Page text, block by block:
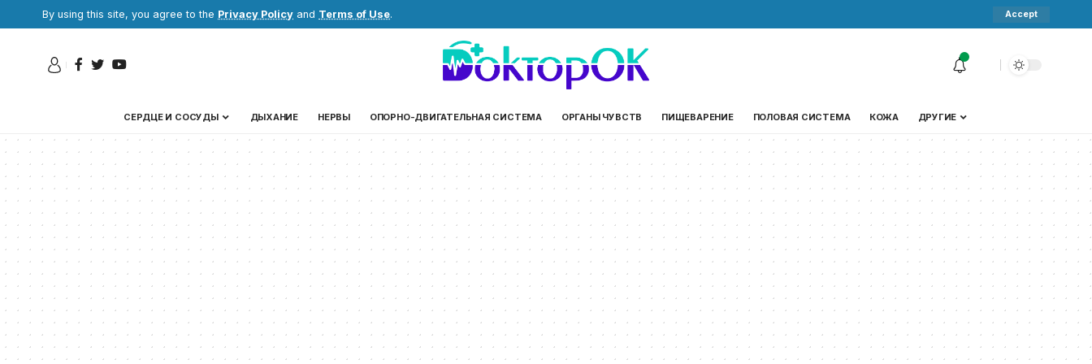
By using this site, you agree to the Privacy Policy and Terms of Use. Accept
СЕРДЦЕ И СОСУДЫ ДЫХАНИЕ НЕРВЫ ОПОРНО-ДВИГАТЕЛЬНАЯ СИСТЕМА ОРГАНЫ ЧУВСТВ ПИЩЕВАРЕНИЕ ПОЛОВАЯ СИСТЕМА КОЖА ДРУГИЕ